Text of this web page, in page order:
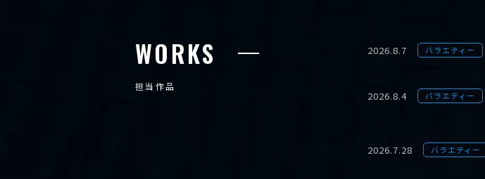
WORKS
担当作品
2026.8.7 バラエティー
2026.8.4 バラエティー
2026.7.28 バラエティー